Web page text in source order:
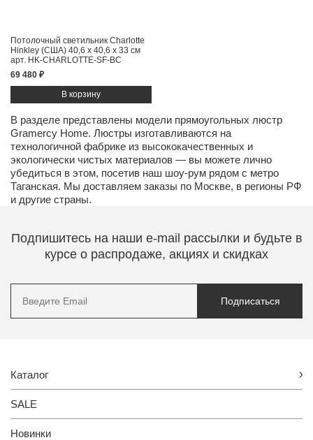
Потолочный светильник Charlotte
Hinkley (США) 40,6 x 40,6 x 33 см
арт. HK-CHARLOTTE-SF-BC
69 480 ₽
В разделе представлены модели прямоугольных люстр
Gramercy Home. Люстры изготавливаются на
технологичной фабрике из высококачественных и
экологически чистых материалов — вы можете лично
убедиться в этом, посетив наш шоу-рум рядом с метро
Таганская. Мы доставляем заказы по Москве, в регионы РФ
и другие страны.
Подпишитесь на наши e-mail рассылки и будьте в
курсе о распродаже, акциях и скидках
Подписаться
Каталог
SALE
Новинки